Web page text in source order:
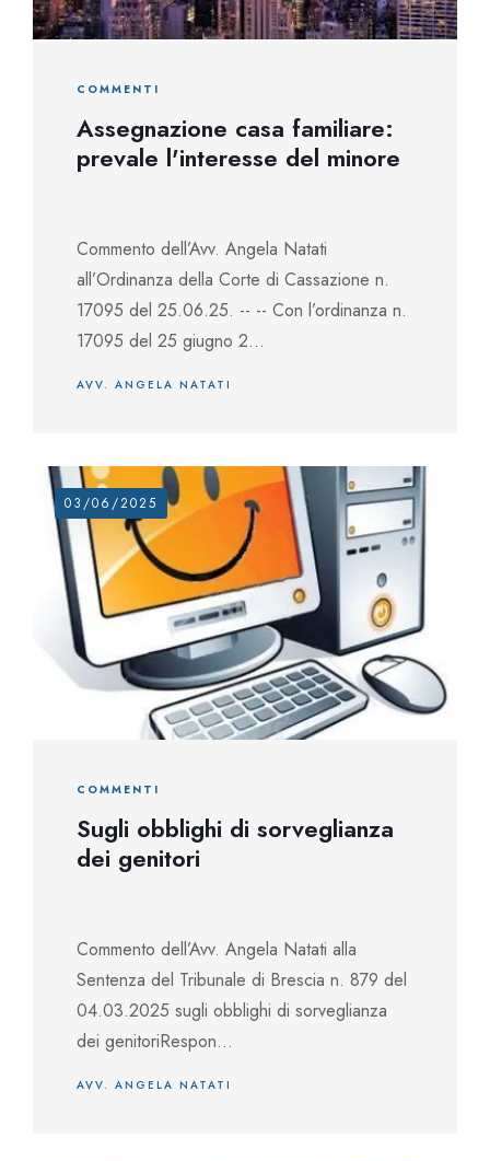
COMMENTI
Assegnazione casa familiare:
prevale l'interesse del minore
Commento dell’Avv. Angela Natati
all’Ordinanza della Corte di Cassazione n.
17095 del 25.06.25. -- -- Con l’ordinanza n.
17095 del 25 giugno 2...
AVV. ANGELA NATATI
03/06/2025
COMMENTI
Sugli obblighi di sorveglianza
dei genitori
Commento dell’Avv. Angela Natati alla
Sentenza del Tribunale di Brescia n. 879 del
04.03.2025 sugli obblighi di sorveglianza
dei genitoriRespon...
AVV. ANGELA NATATI